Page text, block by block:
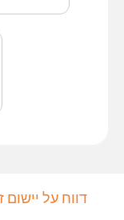
דווח על